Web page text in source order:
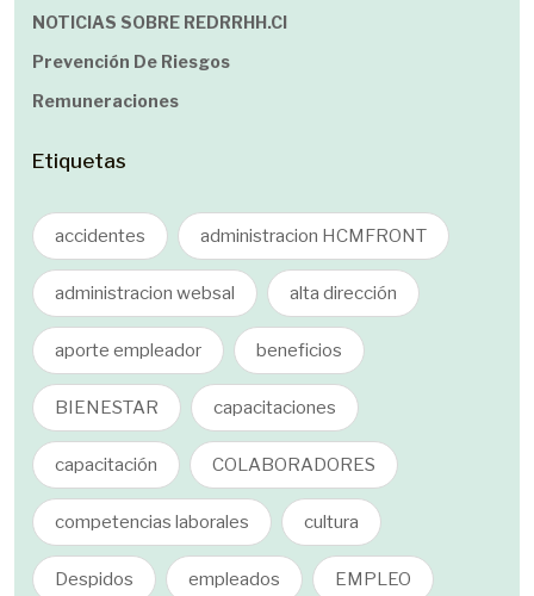
NOTICIAS SOBRE REDRRHH.cl
Prevención De Riesgos
Remuneraciones
Etiquetas
accidentes administracion HCMFRONT
administracion websal alta dirección
aporte empleador beneficios
BIENESTAR capacitaciones
capacitación COLABORADORES
competencias laborales cultura
Despidos empleados EMPLEO